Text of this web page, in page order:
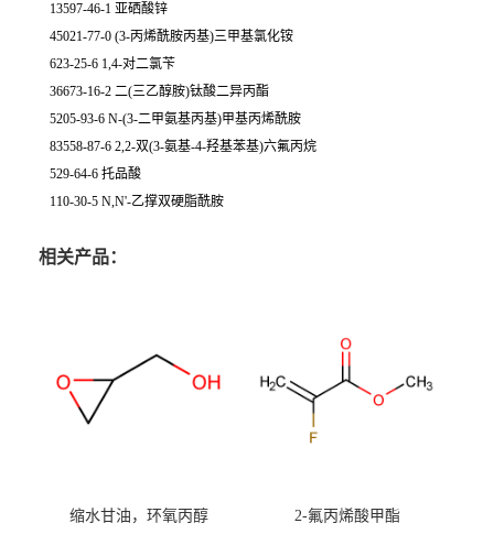
13597-46-1 亚硒酸锌
45021-77-0 (3-丙烯酰胺丙基)三甲基氯化铵
623-25-6 1,4-对二氯苄
36673-16-2 二(三乙醇胺)钛酸二异丙酯
5205-93-6 N-(3-二甲氨基丙基)甲基丙烯酰胺
83558-87-6 2,2-双(3-氨基-4-羟基苯基)六氟丙烷
529-64-6 托品酸
110-30-5 N,N'-乙撑双硬脂酰胺
相关产品：
缩水甘油，环氧丙醇 2-氟丙烯酸甲酯